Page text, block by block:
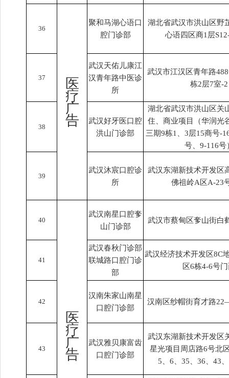
36
医
疗
广
告
聚和马湖心语口
腔门诊部
湖北省武汉市洪山区野
心语四区商1层
37
武汉天佑儿康江
汉青年路中医诊
所
武汉市江汉区青年路
栋2层7室-2
38
武汉好牙医口腔
洪山门诊部
湖北省武汉市洪山区关
住、商业项目（华润光
三期9栋1、3层15商号-
号、9-116号
39
武汉沐宸口腔诊
所
武汉东湖新技术开发区
佛祖岭A区A-23
40
医
疗
广
告
武汉南星口腔奓
山门诊部
武汉市蔡甸区奓山街白
41
武汉春秋门诊部
联城路口腔门诊
部
武汉经济技术开发区8C
区6栋4-6号
42
汉南朱家山南星
口腔门诊部
汉南区纱帽街育才路
43
武汉雅贝康富齿
口腔门诊部
武汉东湖新技术开发区
星光项目周店路6号北
5、6、35、36、43